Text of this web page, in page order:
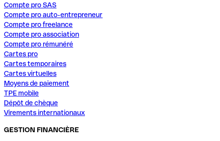
Compte pro SAS
Compte pro auto-entrepreneur
Compte pro freelance
Compte pro association
Compte pro rémunéré
Cartes pro
Cartes temporaires
Cartes virtuelles
Moyens de paiement
TPE mobile
Dépôt de chèque
Virements internationaux
GESTION FINANCIÈRE